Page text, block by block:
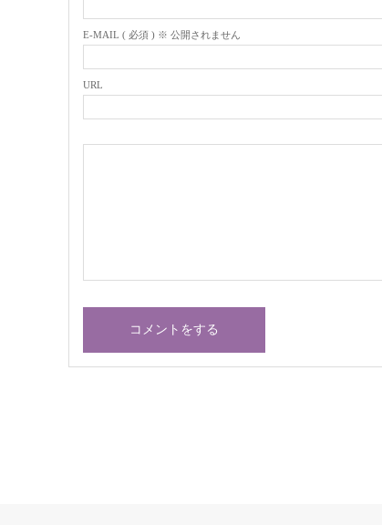
E-MAIL ( 必須 ) ※ 公開されません
URL